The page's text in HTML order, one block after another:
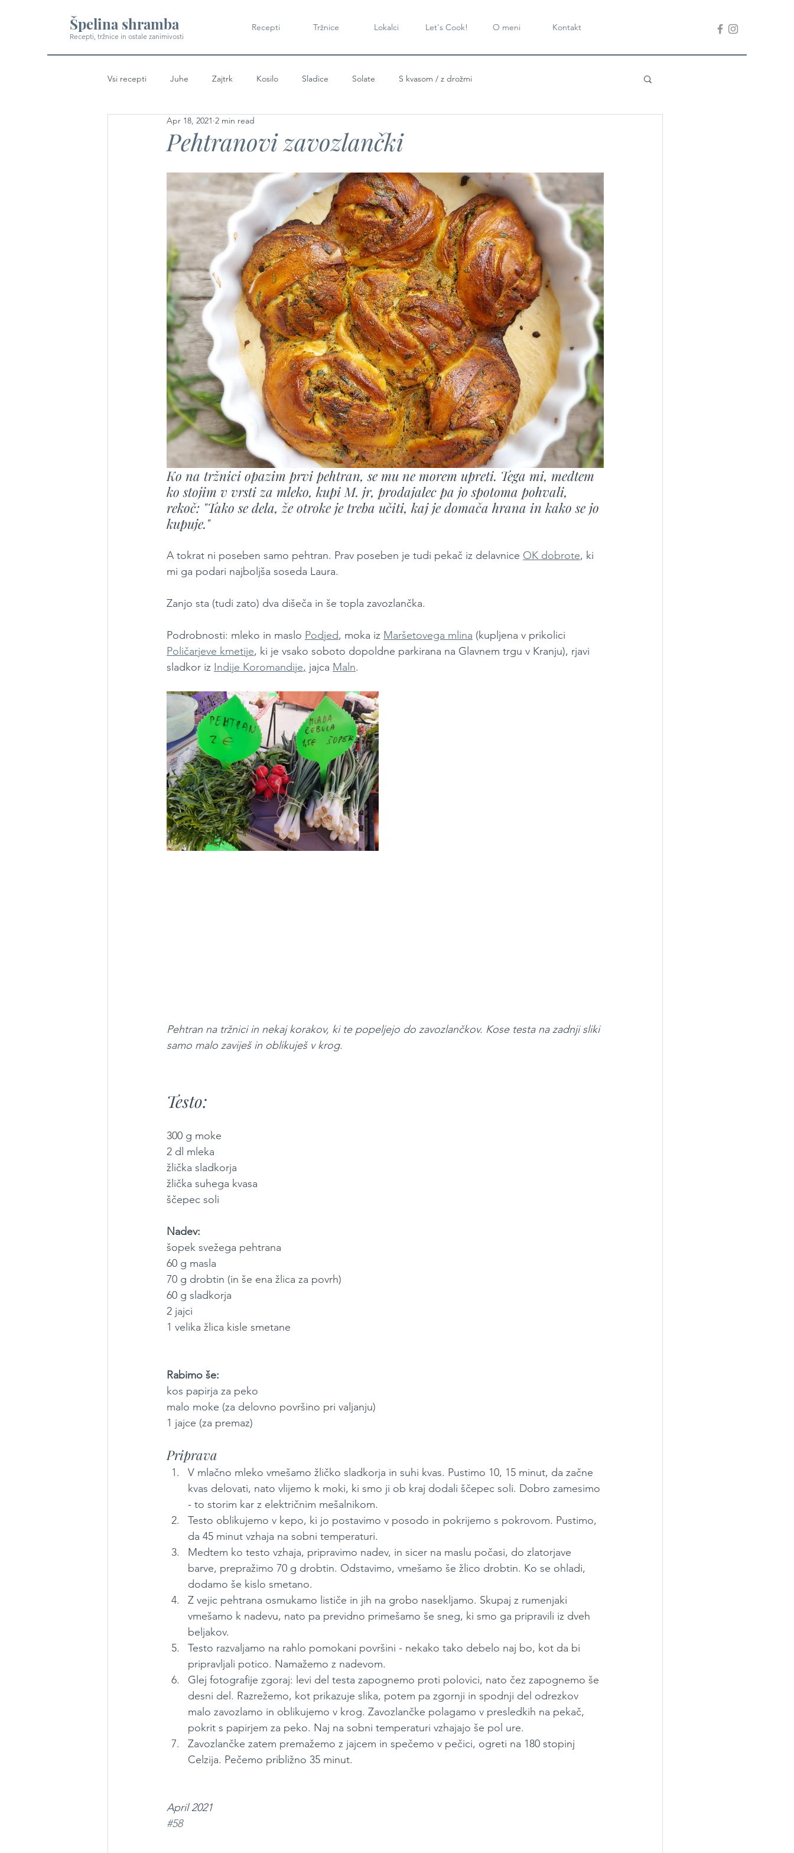
Špelina shramba
Recepti, tržnice in ostale zanimivosti
Recepti Tržnice Lokalci Let's Cook! O meni Kontakt
Vsi recepti Juhe Zajtrk Kosilo Sladice Solate S kvasom / z drožmi
Pehtranovi zavozlančki
Apr 18, 2021 2 min read
Ko na tržnici opazim prvi pehtran, se mu ne morem upreti. Tega mi, medtem
ko stojim v vrsti za mleko, kupi M. jr, prodajalec pa jo spotoma pohvali,
rekoč: "Tako se dela, že otroke je treba učiti, kaj je domača hrana in kako se jo
kupuje."
A tokrat ni poseben samo pehtran. Prav poseben je tudi pekač iz delavnice OK dobrote, ki
mi ga podari najboljša soseda Laura.
Zanjo sta (tudi zato) dva dišeča in še topla zavozlančka.
Podrobnosti: mleko in maslo Podjed, moka iz Maršetovega mlina (kupljena v prikolici
Poličarjeve kmetije, ki je vsako soboto dopoldne parkirana na Glavnem trgu v Kranju), rjavi
sladkor iz Indije Koromandije, jajca Maln.
Pehtran na tržnici in nekaj korakov, ki te popeljejo do zavozlančkov. Kose testa na zadnji sliki
samo malo zaviješ in oblikuješ v krog.
Testo:
300 g moke
2 dl mleka
žlička sladkorja
žlička suhega kvasa
ščepec soli
Nadev:
šopek svežega pehtrana
60 g masla
70 g drobtin (in še ena žlica za povrh)
60 g sladkorja
2 jajci
1 velika žlica kisle smetane
Rabimo še:
kos papirja za peko
malo moke (za delovno površino pri valjanju)
1 jajce (za premaz)
Priprava
V mlačno mleko vmešamo žličko sladkorja in suhi kvas. Pustimo 10, 15 minut, da začne
kvas delovati, nato vlijemo k moki, ki smo ji ob kraj dodali ščepec soli. Dobro zamesimo
- to storim kar z električnim mešalnikom.
Testo oblikujemo v kepo, ki jo postavimo v posodo in pokrijemo s pokrovom. Pustimo,
da 45 minut vzhaja na sobni temperaturi.
Medtem ko testo vzhaja, pripravimo nadev, in sicer na maslu počasi, do zlatorjave
barve, prepražimo 70 g drobtin. Odstavimo, vmešamo še žlico drobtin. Ko se ohladi,
dodamo še kislo smetano.
Z vejic pehtrana osmukamo lističe in jih na grobo nasekljamo. Skupaj z rumenjaki
vmešamo k nadevu, nato pa previdno primešamo še sneg, ki smo ga pripravili iz dveh
beljakov.
Testo razvaljamo na rahlo pomokani površini - nekako tako debelo naj bo, kot da bi
pripravljali potico. Namažemo z nadevom.
Glej fotografije zgoraj: levi del testa zapognemo proti polovici, nato čez zapognemo še
desni del. Razrežemo, kot prikazuje slika, potem pa zgornji in spodnji del odrezkov
malo zavozlamo in oblikujemo v krog. Zavozlančke polagamo v presledkih na pekač,
pokrit s papirjem za peko. Naj na sobni temperaturi vzhajajo še pol ure.
Zavozlančke zatem premažemo z jajcem in spečemo v pečici, ogreti na 180 stopinj
Celzija. Pečemo približno 35 minut.
April 2021
#58